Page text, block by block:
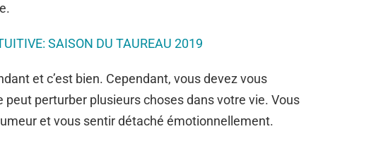
SAISON DU TAUREAU 2019
et c’est bien. Cependant, vous devez vous
peut perturber plusieurs choses dans votre vie. Vous
et vous sentir détaché émotionnellement.